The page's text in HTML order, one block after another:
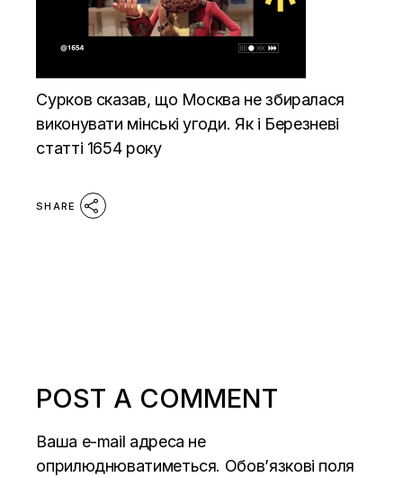
Сурков сказав, що Москва не збиралася
виконувати мінські угоди. Як і Березневі
статті 1654 року
SHARE
POST A COMMENT
Ваша e-mail адреса не
оприлюднюватиметься. Обов’язкові поля